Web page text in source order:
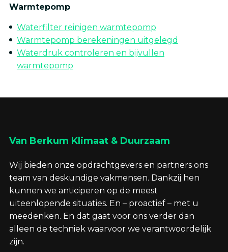
Warmtepomp
Waterfilter reinigen warmtepomp
Warmtepomp berekeningen uitgelegd
Waterdruk controleren en bijvullen
warmtepomp
Van Berkum Klimaat & Duurzaam
Wij bieden onze opdrachtgevers en partners ons
team van deskundige vakmensen. Dankzij hen
kunnen we anticiperen op de meest
uiteenlopende situaties. En – proactief – met u
meedenken. En dat gaat voor ons verder dan
alleen de techniek waarvoor we verantwoordelijk
zijn.